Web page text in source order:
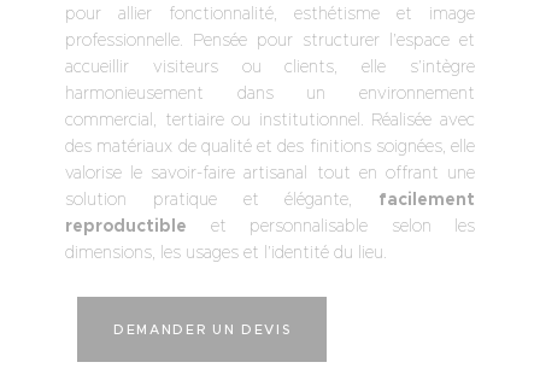
pour allier fonctionnalité, esthétisme et image
professionnelle. Pensée pour structurer l’espace et
accueillir visiteurs ou clients, elle s’intègre
harmonieusement dans un environnement
commercial, tertiaire ou institutionnel. Réalisée avec
des matériaux de qualité et des finitions soignées, elle
valorise le savoir-faire artisanal tout en offrant une
solution pratique et élégante, facilement
reproductible et personnalisable selon les
dimensions, les usages et l’identité du lieu.
DEMANDER UN DEVIS